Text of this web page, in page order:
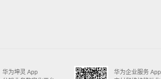
华为坤灵 App
华为企业服务 App